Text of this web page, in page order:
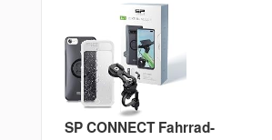
SP CONNECT Fahrrad-